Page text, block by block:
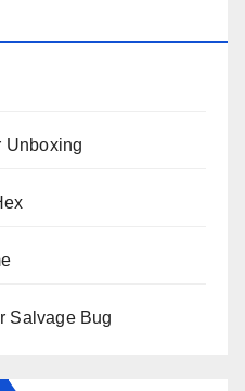
Unboxing
Salvage Bug